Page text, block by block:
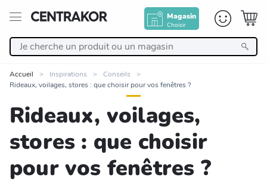
Magasin
Choisir
Décoration
Linge de maison
Accueil Inspirations
Conseils
Rideaux, voilages, stores : que choisir pour vos fenêtres ?
Rideaux, voilages,
stores : que choisir
pour vos fenêtres ?